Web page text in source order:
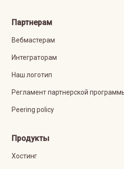
Партнерам
Вебмастерам
Интеграторам
Наш логотип
Регламент партнерской
Peering policy
Продукты
Хостинг